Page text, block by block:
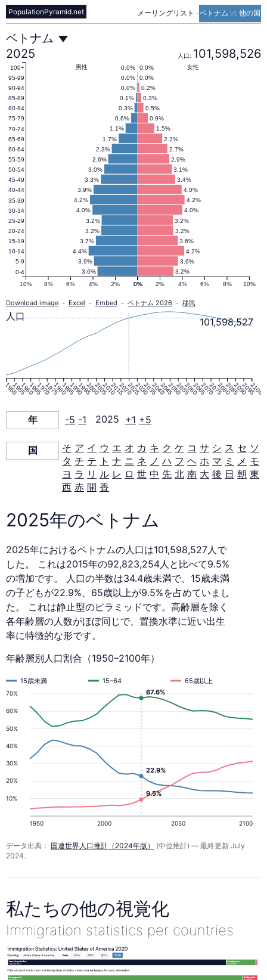
メーリングリスト -ベトナム vs 他の国
PopulationPyramid.net
ベ
ト
ナ
ム
の
人
口
ピ
ラ
ッ
ド
2025
年
ベトナム
2025
人口: 101,598,526
3.2%
3.6%
3.6%
3.9%
4.2%
4.4%
3.6%
3.7%
3.2%
3.2%
3.2%
3.2%
4.0%
4.0%
4.2%
4.2%
4.0%
3.9%
3.4%
3.3%
3.1%
3.0%
2.9%
2.6%
2.7%
2.3%
2.2%
1.7%
1.5%
1.1%
0.9%
0.6%
0.5%
0.3%
0.3%
0.1%
0.2%
0.0%
0.0%
0.0%
0.0%
0.0% 女性
男性
0% 2% 4% 6% 8% 10%
10% 8% 6% 4% 2% 0%
0-4
5-9
10-14
15-19
20-24
25-29
30-34
35-39
40-44
45-49
50-54
55-59
60-64
65-69
70-74
75-79
80-84
85-89
90-94
95-99
100+
Download image - Excel - Embed - ベトナム 2026 - 移民
1950195519601965197019751980198519901995200020052010201520202025203020352040204520502055206020652070207520802085209020952100
101,598,527
人口
年 -5 -1 2025 +1 +5
国 そ ア イ ウ エ オ カ キ ク ケ コ サ シ ス セ ソ
タ チ テ ト ナ ニ ネ ノ ハ フ ヘ ホ マ ミ メ モ
ヨ ラ リ ル レ ロ 世 中 先 北 南 大 後 日 朝 東
西 赤 開 香
2025年のベトナム
2025年におけるベトナムの人口は101,598,527人で
した。 これは2015年の92,823,254人と比べて9.5%
の増加です。 人口の半数は34.4歳未満で、15歳未満
の子どもが22.9%、65歳以上が9.5%を占めていまし
た。 これは静止型のピラミッドです。高齢層を除く
各年齢層の人数がほぼ同じで、置換水準に近い出生
率に特徴的な形です。
年齢層別人口割合（1950–2100年）
10%
20%
30%
40%
50%
60%
70%
1950 2000 2050 2100
15歳未満 15–64 65歳以上
22.9%
9.5%
67.6%
データ出典： 国連世界人口推計（2024年版）
(中位推計) — 最終更新 July
2024.
私たちの他の視覚化
Immigration statistics per countries